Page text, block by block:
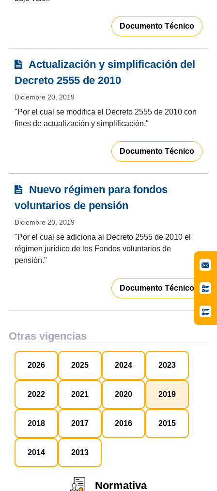
Documento Técnico
Actualización y simplificación del
Decreto 2555 de 2010
Diciembre 20, 2019
"Por el cual se modifica el Decreto 2555 de 2010 con
fines de actualización y simplificación."
Documento Técnico
Nuevo régimen para fondos
voluntarios de pensión
Diciembre 20, 2019
"Por el cual se adiciona al Decreto 2555 de 2010 el
régimen jurídico de los Fondos voluntarios de
pensión."
Documento Técnico
Otras vigencias
2026 2025 2024 2023
2022 2021 2020 2019
2018 2017 2016 2015
2014 2013
Normativa